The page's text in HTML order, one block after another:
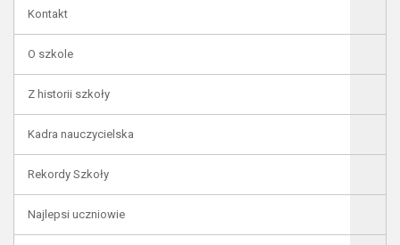
Kontakt
O szkole
Z historii szkoły
Kadra nauczycielska
Rekordy Szkoły
Najlepsi uczniowie